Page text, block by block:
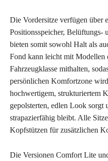
Die Vordersitze verfügen über
Positionsspeicher, Belüftungs-
bieten somit sowohl Halt als
Fond kann leicht mit Modellen
Fahrzeugklasse mithalten,
persönlichen Komfortzone
hochwertigem, strukturiertem
gepolsterten, edlen Look sorgt
strapazierfähig bleibt. Alle
Kopfstützen für zusätzlichen
Die Versionen Comfort Lite